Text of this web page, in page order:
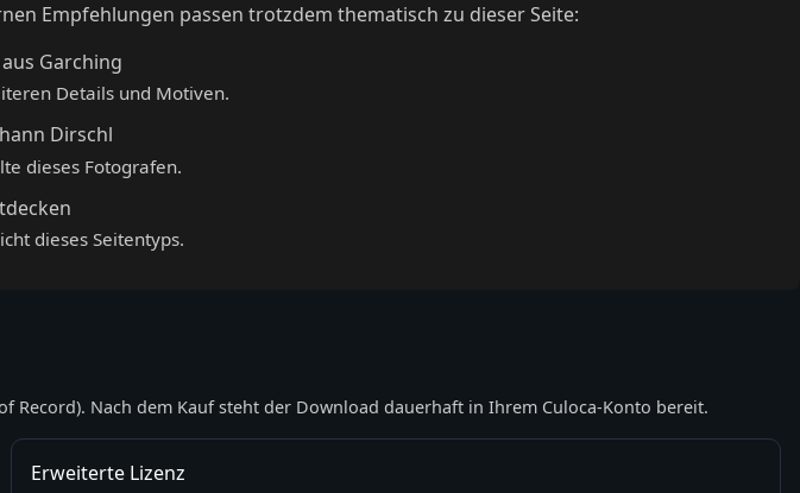
Empfehlungen passen trotzdem thematisch zu dieser Seite:
Garching
Details und Motiven.
Dirschl
dieses Fotografen.
dieses Seitentyps.
Record). Nach dem Kauf steht der Download dauerhaft in Ihrem Culoca-Konto bereit.
Erweiterte Lizenz